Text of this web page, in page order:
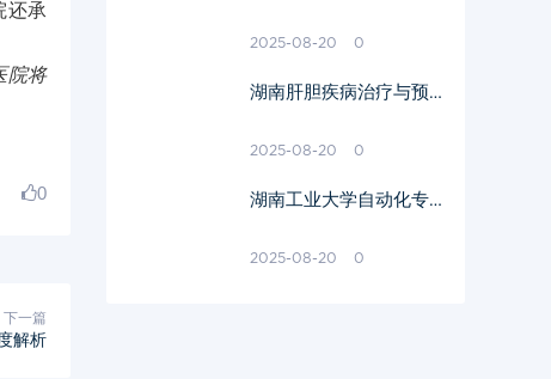
还承
院将
0
下一篇
解析
探究
2025-08-20 0
湖南肝胆疾病治疗与预
策略解析
2025-08-20 0
湖南工业大学自动化专业
2025-08-20 0